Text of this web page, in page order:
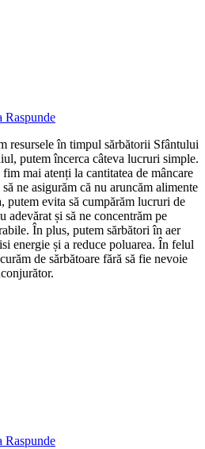
Raspunde
resursele în timpul sărbătorii Sfântului
putem încerca câteva lucruri simple.
mai atenți la cantitatea de mâncare
ne asigurăm că nu aruncăm alimente
putem evita să cumpărăm lucruri de
adevărat și să ne concentrăm pe
În plus, putem sărbători în aer
energie și a reduce poluarea. În felul
de sărbătoare fără să fie nevoie
Raspunde